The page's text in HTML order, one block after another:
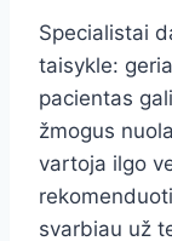
Specialistai
taisykle:
pacientas
žmogus
vartoja ilgo
svarbiau už